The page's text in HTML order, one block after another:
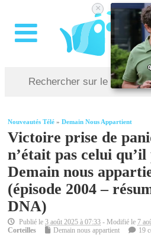
Nouveautés Télé »Demain Nous Appartient
Victoire prise de
n’était pas celui
Demain nous
(épisode 2004 –
DNA)
Publié le3 août 2025 à 07:33 - Modifié le 7
Corteilles
Demain nous appartient 19
×